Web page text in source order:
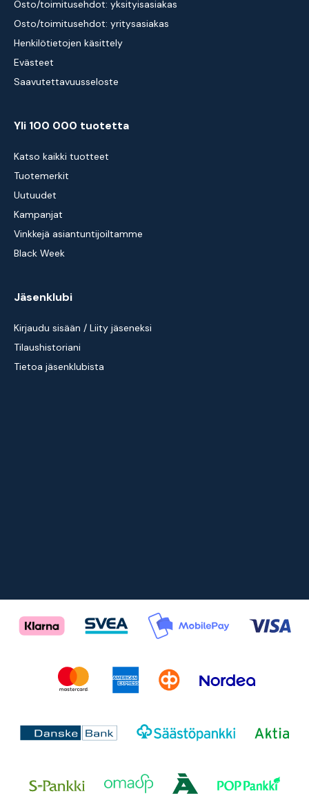
Osto/toimitusehdot: yksityisasiakas
Osto/toimitusehdot: yritysasiakas
Henkilötietojen käsittely
Evästeet
Saavutettavuusseloste
Yli 100 000 tuotetta
Katso kaikki tuotteet
Tuotemerkit
Uutuudet
Kampanjat
Vinkkejä asiantuntijoiltamme
Black Week
Jäsenklubi
Kirjaudu sisään / Liity jäseneksi
Tilaushistoriani
Tietoa jäsenklubista